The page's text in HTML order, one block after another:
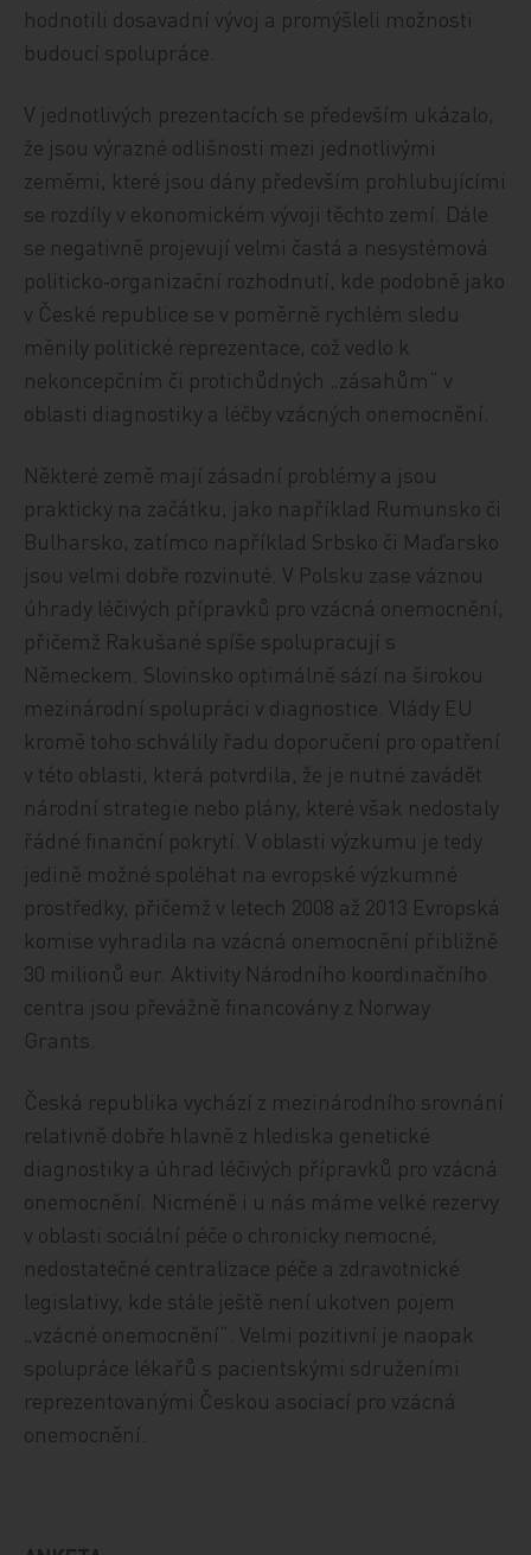
hodnotili dosavadní vývoj a promýšleli možnosti
budoucí spolupráce.
V jednotlivých prezentacích se především ukázalo,
že jsou výrazné odlišnosti mezi jednotlivými
zeměmi, které jsou dány především prohlubujícími
se rozdíly v ekonomickém vývoji těchto zemí. Dále
se negativně projevují velmi častá a nesystémová
politicko‑organizační rozhodnutí, kde podobně jako
v České republice se v poměrně rychlém sledu
měnily politické reprezentace, což vedlo k
nekoncepčním či protichůdných „zásahům“ v
oblasti diagnostiky a léčby vzácných onemocnění.
Některé země mají zásadní problémy a jsou
prakticky na začátku, jako například Rumunsko či
Bulharsko, zatímco například Srbsko či Maďarsko
jsou velmi dobře rozvinuté. V Polsku zase váznou
úhrady léčivých přípravků pro vzácná onemocnění,
přičemž Rakušané spíše spolupracují s
Německem. Slovinsko optimálně sází na širokou
mezinárodní spolupráci v diagnostice. Vlády EU
kromě toho schválily řadu doporučení pro opatření
v této oblasti, která potvrdila, že je nutné zavádět
národní strategie nebo plány, které však nedostaly
řádné finanční pokrytí. V oblasti výzkumu je tedy
jedině možné spoléhat na evropské výzkumné
prostředky, přičemž v letech 2008 až 2013 Evropská
komise vyhradila na vzácná onemocnění přibližně
30 milionů eur. Aktivity Národního koordinačního
centra jsou převážně financovány z Norway
Grants.
Česká republika vychází z mezinárodního srovnání
relativně dobře hlavně z hlediska genetické
diagnostiky a úhrad léčivých přípravků pro vzácná
onemocnění. Nicméně i u nás máme velké rezervy
v oblasti sociální péče o chronicky nemocné,
nedostatečné centralizace péče a zdravotnické
legislativy, kde stále ještě není ukotven pojem
„vzácné onemocnění“. Velmi pozitivní je naopak
spolupráce lékařů s pacientskými sdruženími
reprezentovanými Českou asociací pro vzácná
onemocnění.